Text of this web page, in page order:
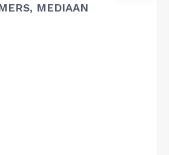
MEDIAAN